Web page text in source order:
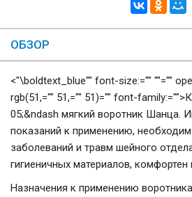
ОБЗОР
<"\boldtext_blue"" font-size:="" ""=""
rgb(51,="" 51,="" 51)="" font-
05;&ndash мягкий воротник Шанца.
показаний к применению,
заболеваний и травм шейного
гигиеничных материалов, комфортен
Назначения к применению